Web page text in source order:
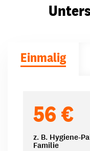
Einmalig
56 €
z. B. Hygiene-
Familie